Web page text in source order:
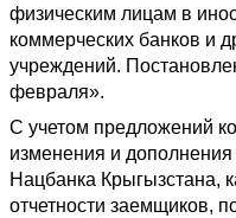
физическим лицам в
коммерческих банков и
учреждений.
февраля».
С учетом предложений
изменения и
Нацбанка Крыгызстана,
отчетности заемщиков,